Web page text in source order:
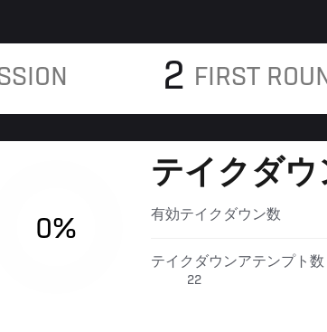
2 FIRST
0%
テイクダウ
有効テイクダウン数
テイクダウンアテンプト数
22